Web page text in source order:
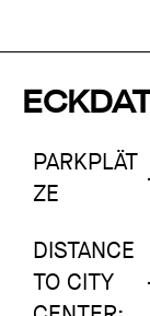
PARKPLÄT
ZE
DISTANCE
TO CITY